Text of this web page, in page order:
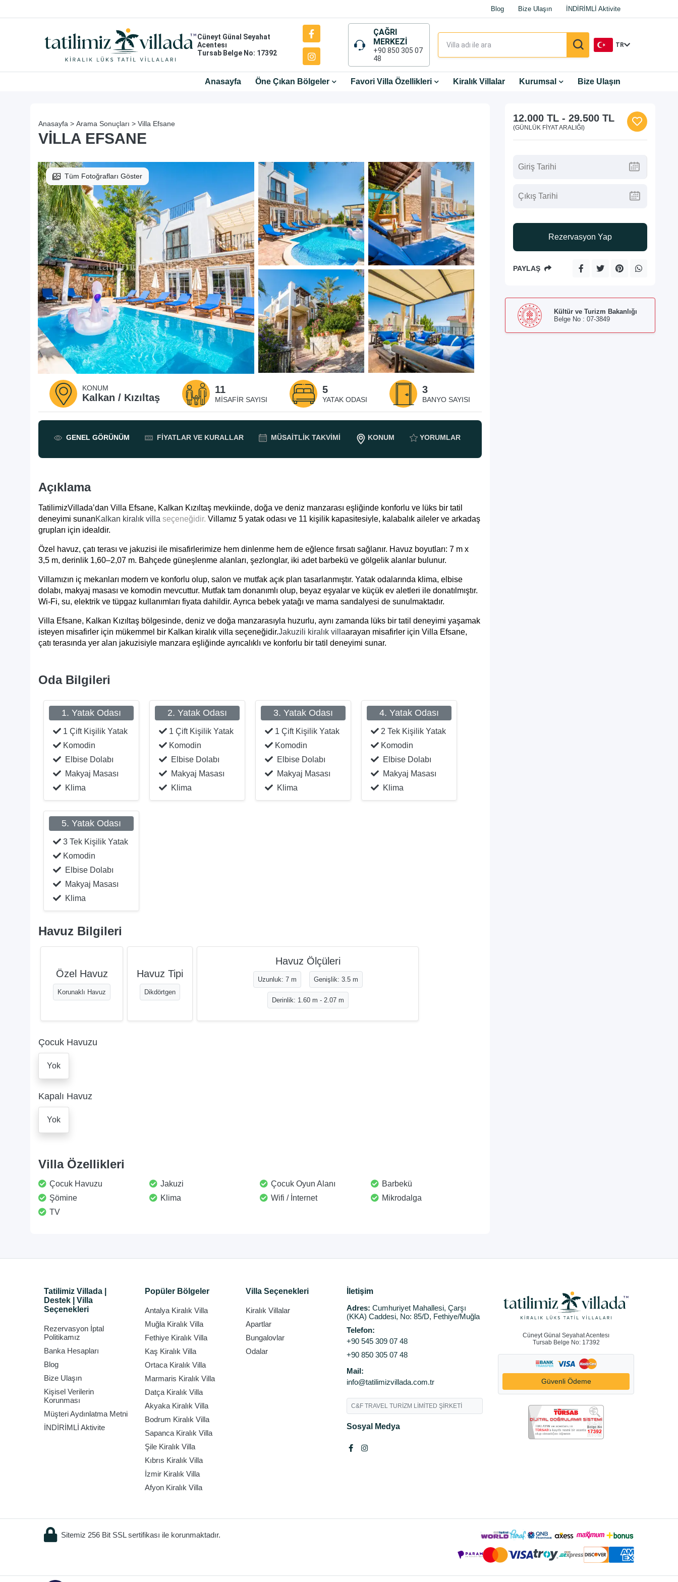
Blog Bize Ulaşın İNDİRİMLİ Aktivite
Cüneyt Günal Seyahat
Acentesı
Tursab Belge No: 17392
ÇAĞRI
MERKEZİ
+90 850 305 07
48
TR
Anasayfa Öne Çıkan Bölgeler Favori Villa Özellikleri Kiralık Villalar Kurumsal Bize Ulaşın
Anasayfa > Arama Sonuçları > Villa Efsane
VILLA EFSANE
Tüm Fotoğrafları Göster
KONUM
Kalkan / Kızıltaş
11
MISAFIR SAYISI
5
YATAK ODASI
3
BANYO SAYISI
GENEL GÖRÜNÜM FIYATLAR VE KURALLAR MÜSAITLIK TAKVIMI KONUM YORUMLAR
Açıklama
TatilimizVillada’dan Villa Efsane, Kalkan Kızıltaş mevkiinde, doğa ve deniz manzarası eşliğinde konforlu ve lüks bir tatil
deneyimi sunanKalkan kiralık villa seçeneğidir. Villamız 5 yatak odası ve 11 kişilik kapasitesiyle, kalabalık aileler ve arkadaş
grupları için idealdir.
Özel havuz, çatı terası ve jakuzisi ile misafirlerimize hem dinlenme hem de eğlence fırsatı sağlanır. Havuz boyutları: 7 m x
3,5 m, derinlik 1,60–2,07 m. Bahçede güneşlenme alanları, şezlonglar, iki adet barbekü ve gölgelik alanlar bulunur.
Villamızın iç mekanları modern ve konforlu olup, salon ve mutfak açık plan tasarlanmıştır. Yatak odalarında klima, elbise
dolabı, makyaj masası ve komodin mevcuttur. Mutfak tam donanımlı olup, beyaz eşyalar ve küçük ev aletleri ile donatılmıştır.
Wi-Fi, su, elektrik ve tüpgaz kullanımları fiyata dahildir. Ayrıca bebek yatağı ve mama sandalyesi de sunulmaktadır.
Villa Efsane, Kalkan Kızıltaş bölgesinde, deniz ve doğa manzarasıyla huzurlu, aynı zamanda lüks bir tatil deneyimi yaşamak
isteyen misafirler için mükemmel bir Kalkan kiralık villa seçeneğidir.Jakuzili kiralık villaarayan misafirler için Villa Efsane,
çatı terasında yer alan jakuzisiyle manzara eşliğinde ayrıcalıklı ve konforlu bir tatil deneyimi sunar.
Oda Bilgileri
1. Yatak Odası
1 Çift Kişilik Yatak
Komodin
Elbise Dolabı
Makyaj Masası
Klima
2. Yatak Odası
1 Çift Kişilik Yatak
Komodin
Elbise Dolabı
Makyaj Masası
Klima
3. Yatak Odası
1 Çift Kişilik Yatak
Komodin
Elbise Dolabı
Makyaj Masası
Klima
4. Yatak Odası
2 Tek Kişilik Yatak
Komodin
Elbise Dolabı
Makyaj Masası
Klima
5. Yatak Odası
3 Tek Kişilik Yatak
Komodin
Elbise Dolabı
Makyaj Masası
Klima
Havuz Bilgileri
Özel Havuz
Korunaklı Havuz
Havuz Tipi
Dikdörtgen
Havuz Ölçüleri
Uzunluk: 7 m Genişlik: 3.5 m
Derinlik: 1.60 m - 2.07 m
Çocuk Havuzu
Yok
Kapalı Havuz
Yok
Villa Özellikleri
Çocuk Havuzu Jakuzi Çocuk Oyun Alanı
Barbekü
Şömine
Klima Wifi / İnternet
Mikrodalga
TV
12.000 TL- 29.500 TL
(GÜNLÜK FIYAT ARALIĞI)
Rezervasyon Yap
PAYLAŞ
Kültür ve Turizm Bakanlığı
Belge No : 07-3849
Tatilimiz Villada |
Destek | Villa
Seçenekleri
Rezervasyon İptal
Politikamız
Banka Hesapları
Blog
Bize Ulaşın
Kişisel Verilerin
Korunması
Müşteri Aydınlatma Metni
İNDİRİMLİ Aktivite
Popüler Bölgeler
Antalya Kiralık Villa
Muğla Kiralık Villa
Fethiye Kiralık Villa
Kaş Kiralık Villa
Ortaca Kiralık Villa
Marmaris Kiralık Villa
Datça Kiralık Villa
Akyaka Kiralık Villa
Bodrum Kiralık Villa
Sapanca Kiralık Villa
Şile Kiralık Villa
Kıbrıs Kiralık Villa
İzmir Kiralık Villa
Afyon Kiralık Villa
Villa Seçenekleri
Kiralık Villalar
Apartlar
Bungalovlar
Odalar
İletişim
Adres: Cumhuriyet Mahallesi, Çarşı
(KKA) Caddesi, No: 85/D, Fethiye/Muğla
Telefon:
+90 545 309 07 48
+90 850 305 07 48
Mail:
info@tatilimizvillada.com.tr
C&F TRAVEL TURİZM LİMİTED ŞİRKETİ
Sosyal Medya
Cüneyt Günal Seyahat Acentesı
Tursab Belge No: 17392
Güvenli Ödeme
Sitemiz 256 Bit SSL sertifikası ile korunmaktadır.